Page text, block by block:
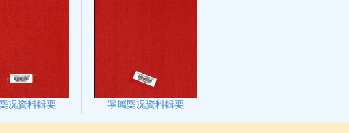
况資料輯要 寧屬㮣况資料輯要